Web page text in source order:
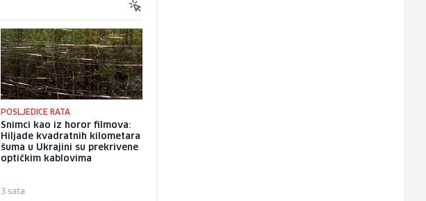
POSLJEDICE RATA
Snimci kao iz horor filmova:
Hiljade kvadratnih kilometara
šuma u Ukrajini su prekrivene
optičkim kablovima
3 sata